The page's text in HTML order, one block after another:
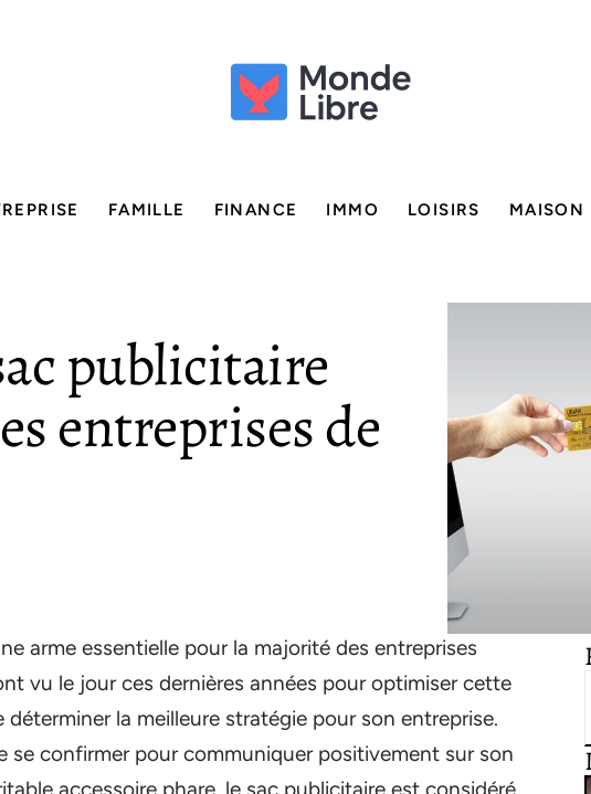
FAMILLE FINANCE IMMO LOISIRS MAISON
publicitaire
entreprises de
arme essentielle pour la majorité des entreprises
vu le jour ces dernières années pour optimiser cette
la meilleure stratégie pour son entreprise.
se confirmer pour communiquer positivement sur son